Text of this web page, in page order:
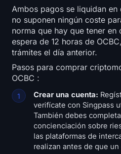
Ambos pagos se liquidan
no suponen ningún coste
norma que hay que tener
espera de 12 horas de
trámites el día anterior.
Pasos para comprar
OCBC :
Crear una cuenta:
verifícate con Singpass
También debes
concienciación sobre
las plataformas de
realizan antes de que